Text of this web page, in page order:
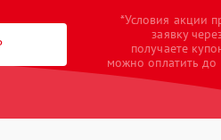
*Условия акции
заявку
получаете
можно оплатить до